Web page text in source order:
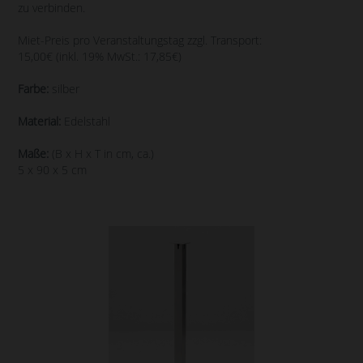
zu verbinden.
Miet-Preis pro Veranstaltungstag zzgl. Transport:
15,00€ (inkl. 19% MwSt.: 17,85€)
Farbe:
Material: Edelstahl
Maße:
(B x H x T in cm, ca.)